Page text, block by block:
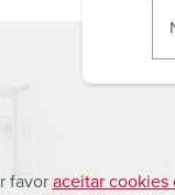
g
favor aceitar cookies